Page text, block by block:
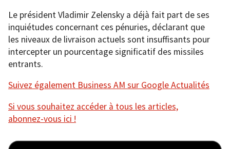
Le président Vladimir Zelensky a déjà fait part de ses
inquiétudes concernant ces pénuries, déclarant que
les niveaux de livraison actuels sont insuffisants pour
intercepter un pourcentage significatif des missiles
entrants.
Suivez également Business AM sur Google Actualités
Si vous souhaitez accéder à tous les articles,
abonnez-vous ici !